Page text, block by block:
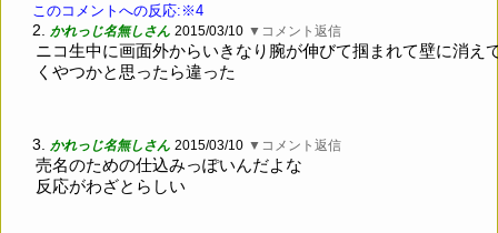
このコメントへの反応:※4
2. かれっじ名無しさん 2015/03/10 ▼コメント返信
ニコ生中に画面外からいきなり腕が伸びて掴まれて壁に消え
くやつかと思ったら違った
3. かれっじ名無しさん 2015/03/10 ▼コメント返信
売名のための仕込みっぽいんだよな
反応がわざとらしい